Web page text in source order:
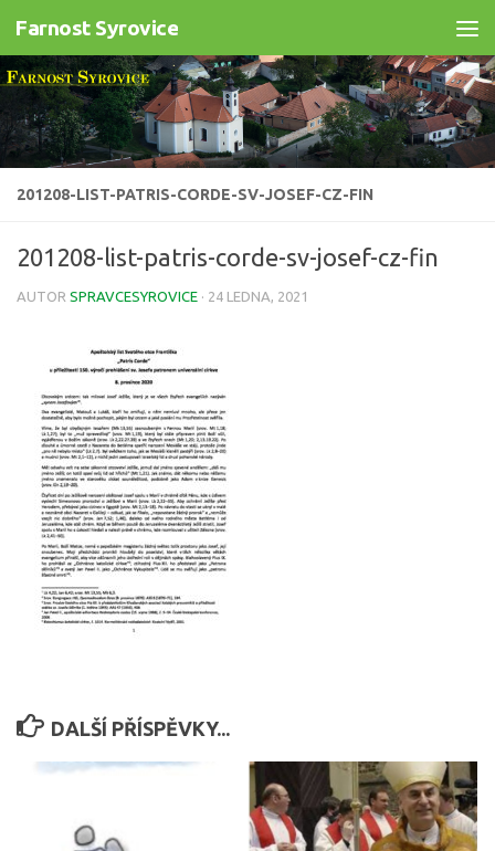
Skip to content
Farnost Syrovice
201208-LIST-PATRIS-CORDE-SV-JOSEF-CZ-FIN
201208-list-patris-corde-sv-josef-cz-fin
AUTOR SPRAVCESYROVICE · 24 LEDNA, 2021
DALŠÍ PŘÍSPĚVKY...